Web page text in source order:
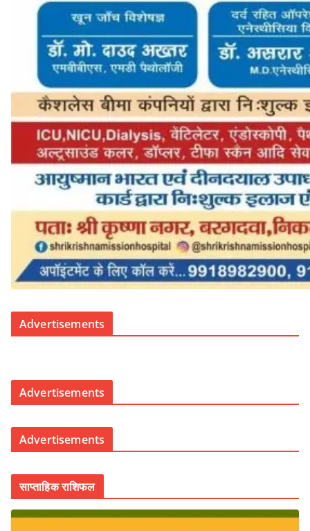
Advertisements
Advertisements
Advertisements
साप्ताहिक राशिफल